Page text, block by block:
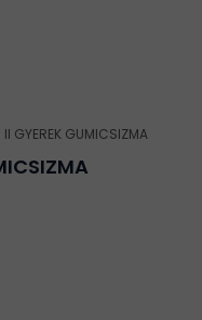
II GYEREK GUMICSIZMA